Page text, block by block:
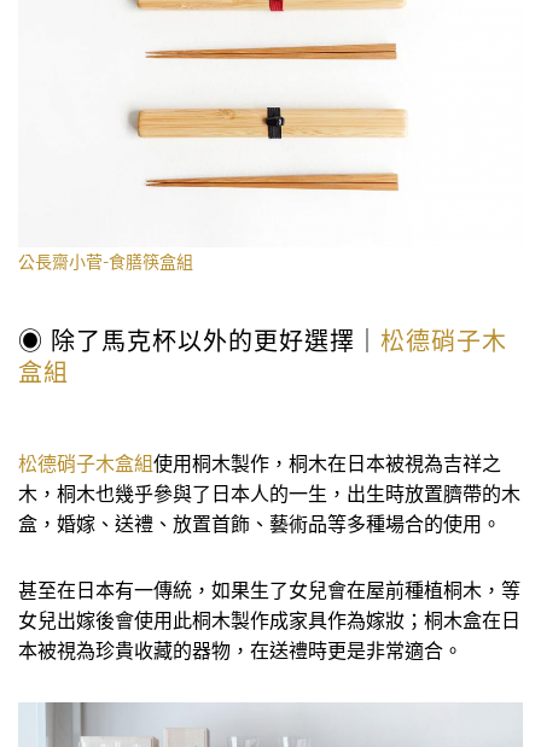
公長齋小菅-食膳筷盒組
◉ 除了馬克杯以外的更好選擇｜ 松德硝子木
盒組
松德硝子木盒組使用桐木製作，桐木在日本被視為吉祥之
木，桐木也幾乎參與了日本人的一生，出生時放置臍帶的木
盒，婚嫁、送禮、放置首飾、藝術品等多種場合的使用。
甚至在日本有一傳統，如果生了女兒會在屋前種植桐木，等
女兒出嫁後會使用此桐木製作成家具作為嫁妝；桐木盒在日
本被視為珍貴收藏的器物，在送禮時更是非常適合。